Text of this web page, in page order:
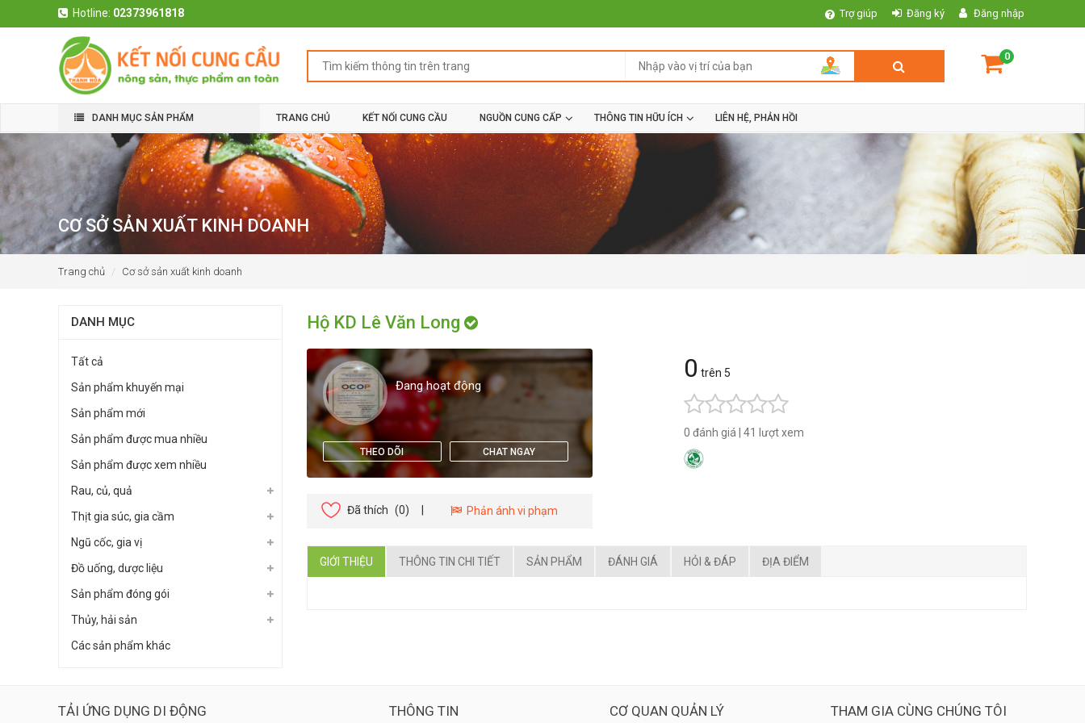
Hotline: 02373961818 Trợ giúp Đăng ký Đăng nhập
0
DANH MỤC SẢN PHẨM TRANG CHỦ KẾT NỐI CUNG CẦU NGUỒN CUNG CẤP THÔNG TIN HỮU ÍCH LIÊN HỆ, PHẢN HỒI
CƠ SỞ SẢN XUẤT KINH DOANH
Trang chủ Cơ sở sản xuất kinh doanh
DANH MỤC
Tất cả
Sản phẩm khuyến mại
Sản phẩm mới
Sản phẩm được mua nhiều
Sản phẩm được xem nhiều
Rau, củ, quả
Thịt gia súc, gia cầm
Ngũ cốc, gia vị
Đồ uống, dược liệu
Sản phẩm đóng gói
Thủy, hải sản
Các sản phẩm khác
Hộ KD Lê Văn Long
Đang hoạt động
THEO DÕI CHAT NGAY
Đã thích (0) Phản ánh vi phạm
0 trên 5
0 đánh giá 41 lượt xem
GIỚI THIỆU THÔNG TIN CHI TIẾT SẢN PHẨM ĐÁNH GIÁ HỎI & ĐÁP ĐỊA ĐIỂM
TẢI ỨNG DỤNG DI ĐỘNG THÔNG TIN CƠ QUAN QUẢN LÝ THAM GIA CÙNG CHÚNG TÔI